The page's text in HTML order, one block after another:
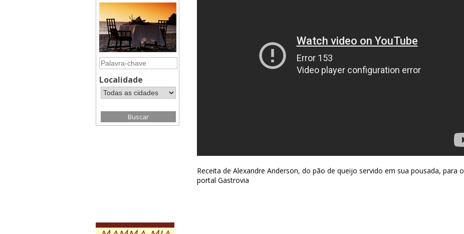
Localidade
Receita de Alexandre Anderson, do pão de queijo servido em sua pousada, para o
portal Gastrovia